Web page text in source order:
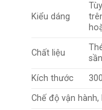
Kiểu dáng
Chất liệu
Kích thước
Chế độ vận hành,